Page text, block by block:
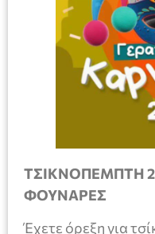
ΤΣΙΚΝΟΠΕΜΠΤΗ
ΦΟΥΝΑΡΕΣ
Έχετε όρεξη για